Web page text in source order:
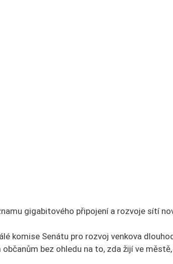
gigabitového připojení a rozvoje sítí
komise Senátu pro rozvoj venkova
bez ohledu na to, zda žijí ve městě,